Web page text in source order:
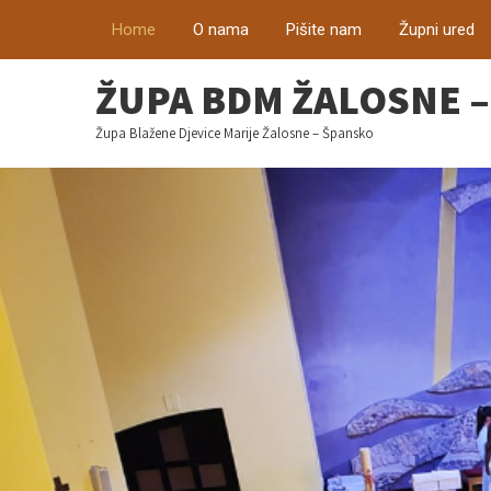
Home O nama Pišite nam Župni ured
ŽUPA BDM ŽALOSNE
Župa Blažene Djevice Marije Žalosne – Špansko